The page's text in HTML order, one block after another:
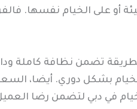
أو على الخيام
تضمن نظافة كاملة
بشكل دوري. أيضا،
في دبي لتضمن رضا